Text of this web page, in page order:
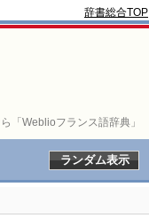
「Weblioフランス語辞典」
辞書総合TOP